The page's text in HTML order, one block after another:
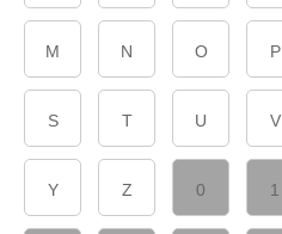
M N O P
S T U V
Y Z 0 1